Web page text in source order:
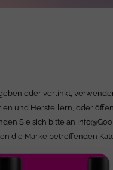
oder verlinkt,
und Herstellern, oder
Sie sich bitte an
die Marke betreffenden